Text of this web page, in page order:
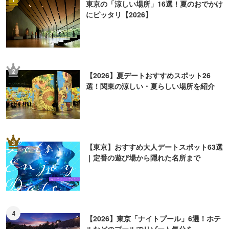
東京の「涼しい場所」16選！夏のおでかけ
にピッタリ【2026】
2
【2026】夏デートおすすめスポット26
選！関東の涼しい・夏らしい場所を紹介
3
【東京】おすすめ大人デートスポット63選
｜定番の遊び場から隠れた名所まで
4
【2026】東京「ナイトプール」6選！ホテ